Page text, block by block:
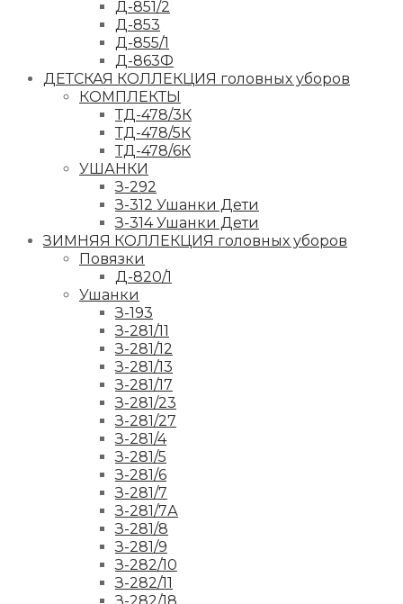
Д-851/2
Д-853
Д-855/1
Д-863Ф
ДЕТСКАЯ КОЛЛЕКЦИЯ головных уборов
КОМПЛЕКТЫ
ТД-478/3К
ТД-478/5К
ТД-478/6К
УШАНКИ
З-292
З-312 Ушанки Дети
З-314 Ушанки Дети
ЗИМНЯЯ КОЛЛЕКЦИЯ головных уборов
Повязки
Д-820/1
Ушанки
З-193
З-281/11
З-281/12
З-281/13
З-281/17
З-281/23
З-281/27
З-281/4
З-281/5
З-281/6
З-281/7
З-281/7А
З-281/8
З-281/9
З-282/10
З-282/11